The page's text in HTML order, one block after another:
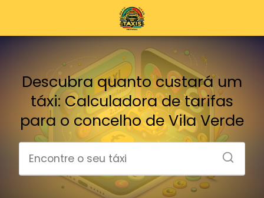
Descubra quanto custará um
táxi: Calculadora de tarifas
para o concelho de Vila Verde